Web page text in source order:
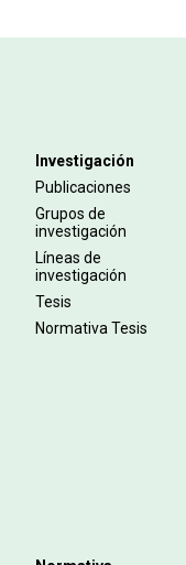
Investigación
Publicaciones
Grupos de
investigación
Líneas de
investigación
Tesis
Normativa Tesis